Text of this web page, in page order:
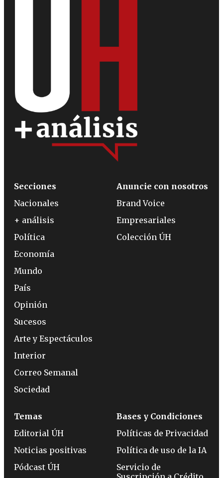
Secciones
Nacionales
+ análisis
Política
Economía
Mundo
País
Opinión
Sucesos
Arte y Espectáculos
Interior
Correo Semanal
Sociedad
Anuncie con nosotros
Brand Voice
Empresariales
Colección ÚH
Temas
Editorial ÚH
Noticias positivas
Pódcast ÚH
Bases y Condiciones
Políticas de Privacidad
Política de uso de la IA
Servicio de